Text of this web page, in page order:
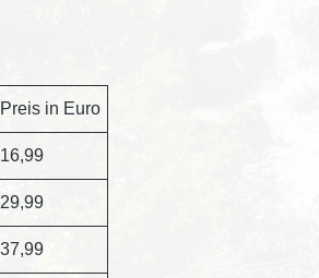
Preis in Euro
16,99
29,99
37,99